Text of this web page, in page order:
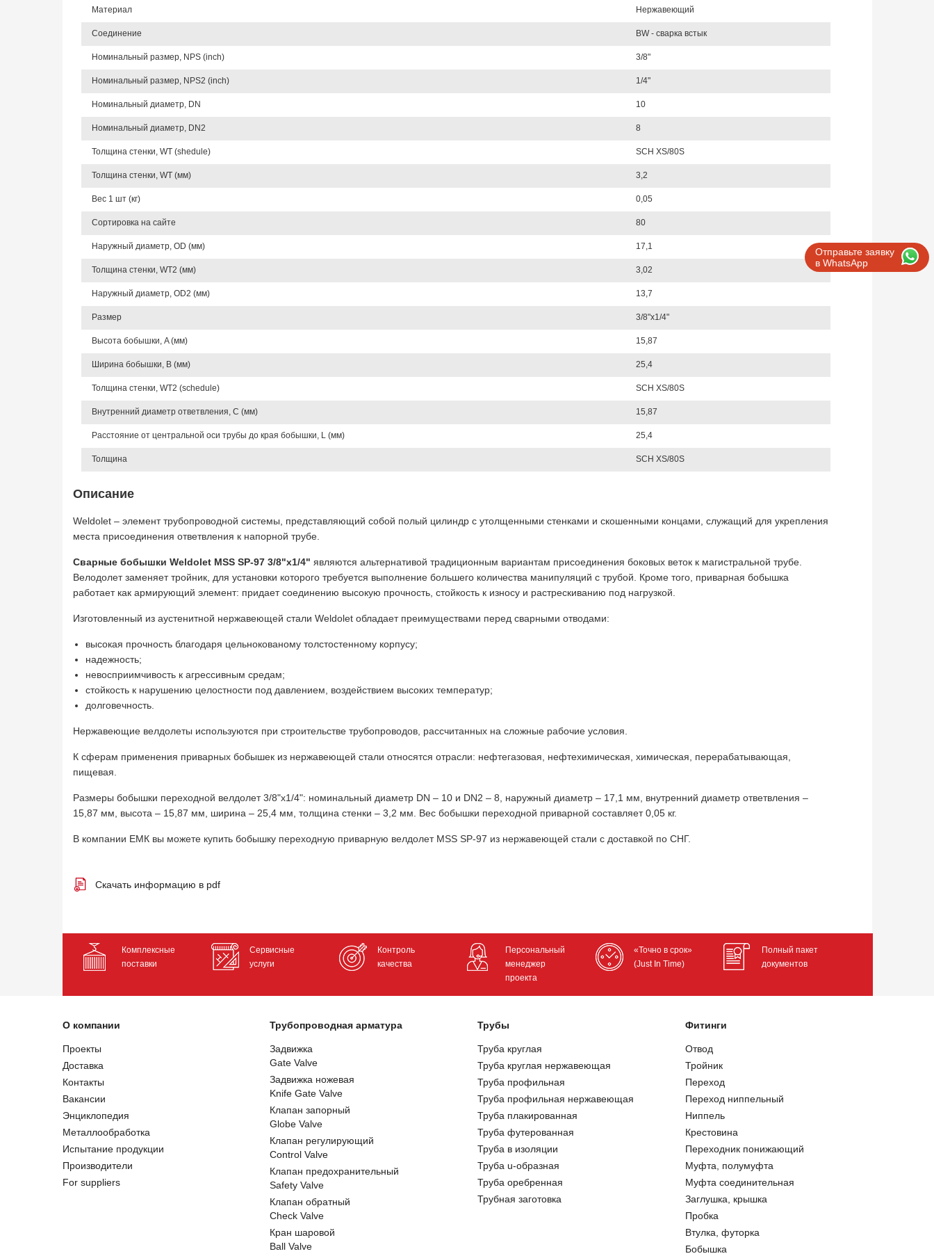
Отправьте заявку
в WhatsApp
Материал Нержавеющий
Соединение BW - сварка встык
Номинальный размер, NPS (inch) 3/8"
Номинальный размер, NPS2 (inch) 1/4"
Номинальный диаметр, DN 10
Номинальный диаметр, DN2 8
Толщина стенки, WT (shedule) SCH XS/80S
Толщина стенки, WT (мм) 3,2
Вес 1 шт (кг) 0,05
Сортировка на сайте 80
Наружный диаметр, OD (мм) 17,1
Толщина стенки, WT2 (мм) 3,02
Наружный диаметр, OD2 (мм) 13,7
Размер 3/8"х1/4"
Высота бобышки, A (мм) 15,87
Ширина бобышки, B (мм) 25,4
Толщина стенки, WT2 (schedule) SCH XS/80S
Внутренний диаметр ответвления, C (мм) 15,87
Расстояние от центральной оси трубы до края бобышки, L (мм) 25,4
Толщина SCH XS/80S
Описание
Weldolet – элемент трубопроводной системы, представляющий собой полый цилиндр с утолщенными стенками и скошенными концами, служащий для укрепления
места присоединения ответвления к напорной трубе.
Сварные бобышки Weldolet MSS SP-97 3/8"х1/4" являются альтернативой традиционным вариантам присоединения боковых веток к магистральной трубе.
Велодолет заменяет тройник, для установки которого требуется выполнение большего количества манипуляций с трубой. Кроме того, приварная бобышка
работает как армирующий элемент: придает соединению высокую прочность, стойкость к износу и растрескиванию под нагрузкой.
Изготовленный из аустенитной нержавеющей стали Weldolet обладает преимуществами перед сварными отводами:
высокая прочность благодаря цельнокованому толстостенному корпусу;
надежность;
невосприимчивость к агрессивным средам;
стойкость к нарушению целостности под давлением, воздействием высоких температур;
долговечность.
Нержавеющие велдолеты используются при строительстве трубопроводов, рассчитанных на сложные рабочие условия.
К сферам применения приварных бобышек из нержавеющей стали относятся отрасли: нефтегазовая, нефтехимическая, химическая, перерабатывающая,
пищевая.
Размеры бобышки переходной велдолет 3/8"х1/4": номинальный диаметр DN – 10 и DN2 – 8, наружный диаметр – 17,1 мм, внутренний диаметр ответвления –
15,87 мм, высота – 15,87 мм, ширина – 25,4 мм, толщина стенки – 3,2 мм. Вес бобышки переходной приварной составляет 0,05 кг.
В компании ЕМК вы можете купить бобышку переходную приварную велдолет MSS SP-97 из нержавеющей стали с доставкой по СНГ.
Скачать информацию в pdf
Комплексные
поставки
Сервисные
услуги
Контроль
качества
Персональный
менеджер
проекта
«Точно в срок»
(Just In Time)
Полный пакет
документов
О компании
Проекты
Доставка
Контакты
Вакансии
Энциклопедия
Металлообработка
Испытание продукции
Производители
For suppliers
Трубопроводная арматура
Задвижка
Gate Valve
Задвижка ножевая
Knife Gate Valve
Клапан запорный
Globe Valve
Клапан регулирующий
Control Valve
Клапан предохранительный
Safety Valve
Клапан обратный
Check Valve
Кран шаровой
Ball Valve
Трубы
Труба круглая
Труба круглая нержавеющая
Труба профильная
Труба профильная нержавеющая
Труба плакированная
Труба футерованная
Труба в изоляции
Труба u-образная
Труба оребренная
Трубная заготовка
Фитинги
Отвод
Тройник
Переход
Переход ниппельный
Ниппель
Крестовина
Переходник понижающий
Муфта, полумуфта
Муфта соединительная
Заглушка, крышка
Пробка
Втулка, футорка
Бобышка